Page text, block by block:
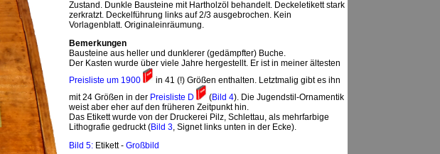
Zustand. Dunkle Bausteine mit Hartholzöl behandelt. Deckeletikett stark
zerkratzt. Deckelführung links auf 2/3 ausgebrochen. Kein
Vorlagenblatt. Originaleinräumung.
Bemerkungen
Bausteine aus heller und dunklerer (gedämpfter) Buche.
Der Kasten wurde über viele Jahre hergestellt. Er ist in meiner ältesten
Preisliste um 1900
in 41 (!) Größen enthalten. Letztmalig gibt es ihn
mit 24 Größen in der Preisliste D (Bild 4). Die Jugendstil-Ornamentik
weist aber eher auf den früheren Zeitpunkt hin.
Das Etikett wurde von der Druckerei Pilz, Schlettau, als mehrfarbige
Lithografie gedruckt (Bild 3, Signet links unten in der Ecke).
Bild 5: Etikett - Großbild